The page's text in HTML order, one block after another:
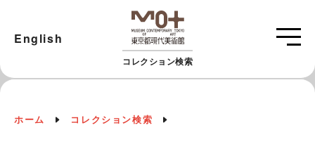
コレクション検索
English
ホーム コレクション検索